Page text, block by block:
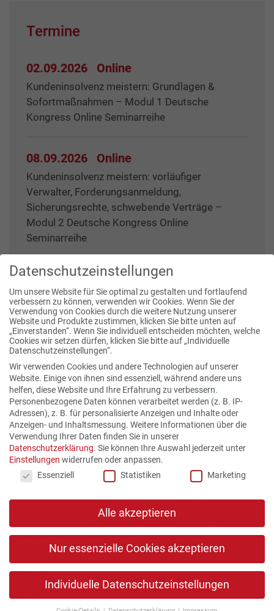
Termine
02.09.2026 Online
Kundeninsolvenz meistern: Grundlagen &
Sofortmaßnahmen – Modul 1 Deutsche
Kongress Online Seminarreihe
08.09.2026 Online
Kundeninsolvenz meistern: vorläufiger
Verwalter, Forderungsanmeldung,
Sicherungsrechte, schwebende Verträge –
Modul 2 Deutsche Kongress Online
Seminarreihe
Publikationen
Copyright © 2026 Alle Rechte vorbehalten. PASCHEN
Rechtsanwälte PartGmbB
Datenschutz
Kontakt
Impressum
Kanzleibroschüre
Datenschutzeinstellungen
Um unsere Website für Sie optimal zu gestalten und fortlaufend
verbessern zu können, verwenden wir Cookies. Wenn Sie der
Verwendung von Cookies durch die weitere Nutzung unserer
Website und Produkte zustimmen, klicken Sie bitte unten auf
„Einverstanden“. Wenn Sie individuell entscheiden möchten, welche
Cookies wir setzen dürfen, klicken Sie bitte auf „Individuelle
Datenschutzeinstellungen“.
Wir verwenden Cookies und andere Technologien auf unserer
Website. Einige von ihnen sind essenziell, während andere uns
helfen, diese Website und Ihre Erfahrung zu verbessern.
Personenbezogene Daten können verarbeitet werden (z. B. IP-
Adressen), z. B. für personalisierte Anzeigen und Inhalte oder
Anzeigen- und Inhaltsmessung. Weitere Informationen über die
Verwendung Ihrer Daten finden Sie in unserer
Datenschutzerklärung. Sie können Ihre Auswahl jederzeit unter
Einstellungen widerrufen oder anpassen.
Datenschutzeinstellungen
Essenziell Statistiken Marketing
Alle akzeptieren
Nur essenzielle Cookies akzeptieren
Individuelle Datenschutzeinstellungen